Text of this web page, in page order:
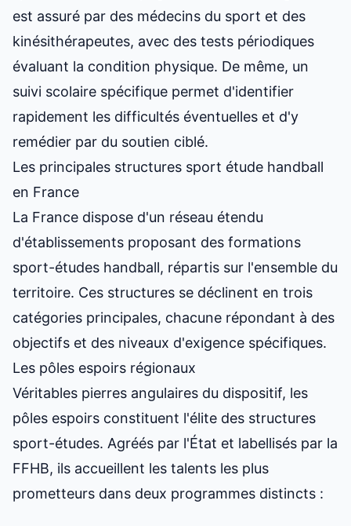
est assuré par des médecins du sport et des
kinésithérapeutes, avec des tests périodiques
évaluant la condition physique. De même, un
suivi scolaire spécifique permet d'identifier
rapidement les difficultés éventuelles et d'y
remédier par du soutien ciblé.
Les principales structures sport étude handball
en France
La France dispose d'un réseau étendu
d'établissements proposant des formations
sport-études handball, répartis sur l'ensemble du
territoire. Ces structures se déclinent en trois
catégories principales, chacune répondant à des
objectifs et des niveaux d'exigence spécifiques.
Les pôles espoirs régionaux
Véritables pierres angulaires du dispositif, les
pôles espoirs constituent l'élite des structures
sport-études. Agréés par l'État et labellisés par la
FFHB, ils accueillent les talents les plus
prometteurs dans deux programmes distincts :